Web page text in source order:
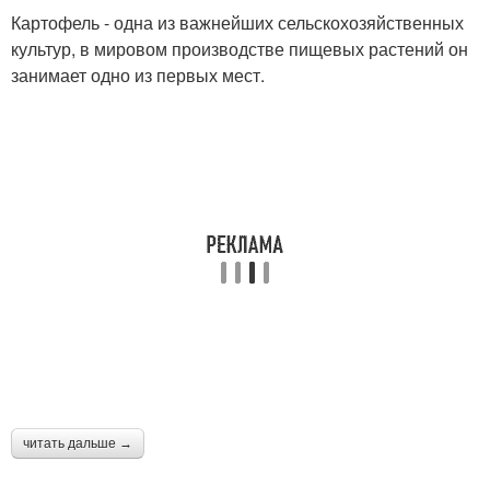
Картофель - одна из важнейших сельскохозяйственных
культур, в мировом производстве пищевых растений он
занимает одно из первых мест.
читать дальше →